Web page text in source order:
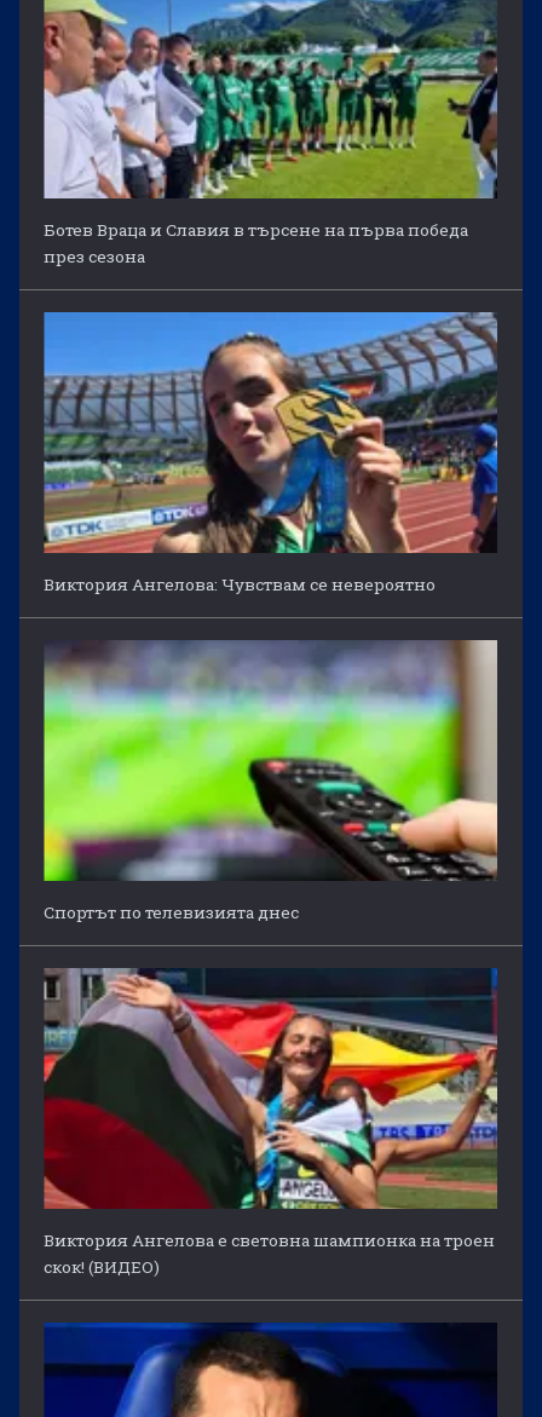
Ботев Враца и Славия в търсене на първа победа
през сезона
Виктория Ангелова: Чувствам се невероятно
Спортът по телевизията днес
Виктория Ангелова е световна шампионка на троен
скок! (ВИДЕО)